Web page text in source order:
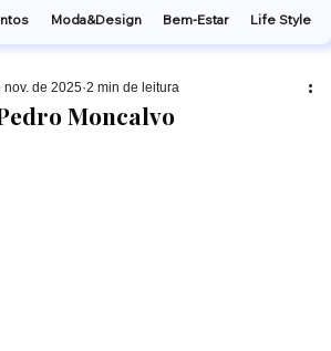
Moncalvo
nov. de 2025 2 min de leitura
Moda&Design Bem-Estar Life Style